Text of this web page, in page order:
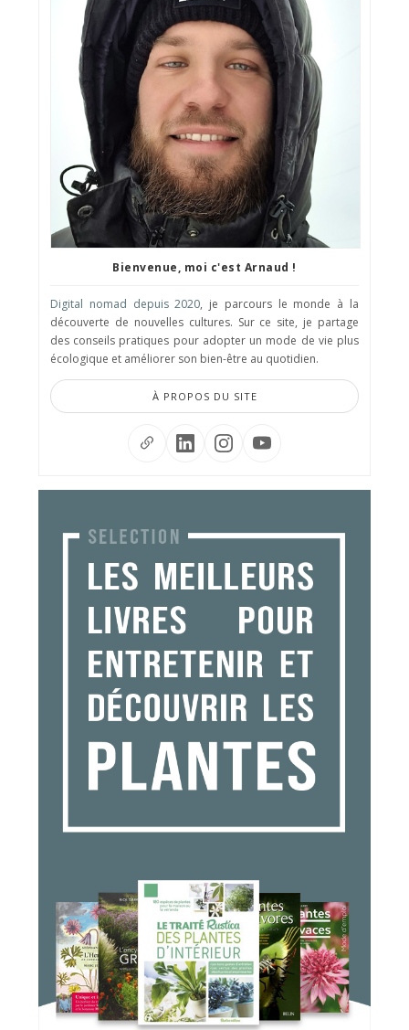
Bienvenue, moi c'est Arnaud !
Digital nomad depuis 2020, je parcours le monde à la
découverte de nouvelles cultures. Sur ce site, je partage
des conseils pratiques pour adopter un mode de vie plus
écologique et améliorer son bien-être au quotidien.
À PROPOS DU SITE